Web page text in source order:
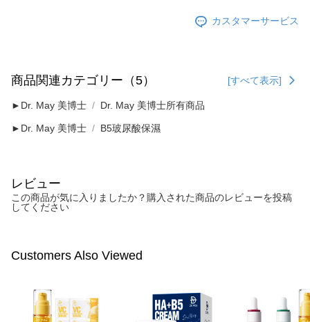
カスタマーサービス
商品関連カテゴリー（5） [すべて表示]
►Dr. May 美博士 Dr. May 美博士所有商品
►Dr. May 美博士 B5玻尿酸保濕
レビュー
この商品が気に入りましたか？購入された商品のレビューを投稿
してください
Customers Also Viewed